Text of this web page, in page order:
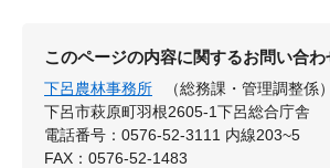
このページの内容に関するお問い合わ
下呂農林事務所
（総務課・管理調整係）
下呂市萩原町羽根2605-1下呂総合庁舎
電話番号：0576-52-3111 内線203~5
FAX：0576-52-1483